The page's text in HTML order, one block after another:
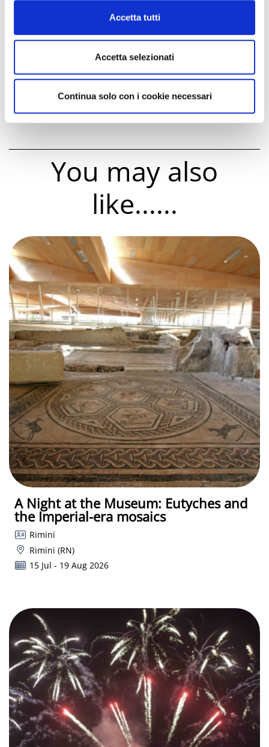
Accetta tutti
Accetta selezionati
Continua solo con i cookie necessari
Free Walking Tour Rimini
Section of the Sagra Musicale Malatestiana
Rimini Antiqua
You may also
like......
A Night at the Museum: Eutyches and
the Imperial-era mosaics
Rimini
Rimini (RN)
15 Jul - 19 Aug 2026